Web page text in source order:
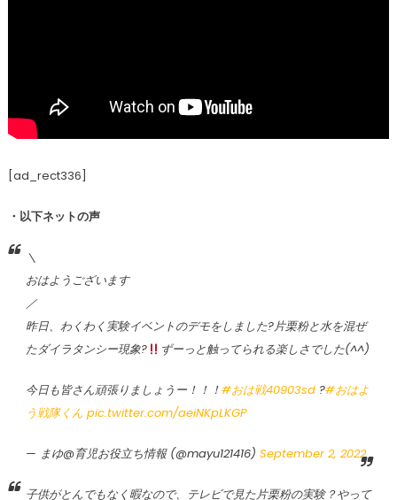
[ad_rect336]
・以下ネットの声
＼
おはようございます
／
昨日、わくわく実験イベントのデモをしました?片栗粉と水を混ぜ
たダイラタンシー現象?
ずーっと触ってられる楽しさでした(^^)
今日も皆さん頑張りましょうー！！！#おは戦40903sd?#おはよ
う戦隊くん pic.twitter.com/aeiNKpLKGP
— まゆ@育児お役立ち情報 (@mayu121416) September 2, 2022
子供がとんでもなく暇なので、テレビで見た片栗粉の実験？やって